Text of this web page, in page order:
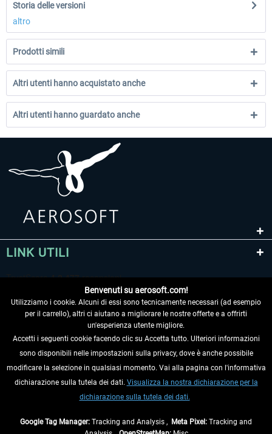
Storia delle versioni
altro
Prodotti simili
Altri utenti hanno acquistato anche
Altri utenti hanno guardato anche
LINK UTILI
RECEDERE DAL CONTRATTO
INFORMAZIONI
Benvenuti su aerosoft.com!
Utilizziamo i cookie. Alcuni di essi sono tecnicamente necessari (ad esempio
per il carrello), altri ci aiutano a migliorare le nostre offerte e a offrirti
un'esperienza utente migliore.
Accetti i seguenti cookie facendo clic su Accetta tutto. Ulteriori informazioni
sono disponibili nelle impostazioni sulla privacy, dove è anche possibile
modificare la selezione in qualsiasi momento. Vai alla pagina con l'informativa
dichiarazione sulla tutela dei dati. Visualizza la nostra dichiarazione per la
dichiarazione sulla tutela dei dati.
Google Tag Manager: Tracking and Analysis , Meta Pixel: Tracking and